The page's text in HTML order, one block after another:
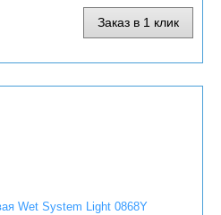
Заказ в 1 клик